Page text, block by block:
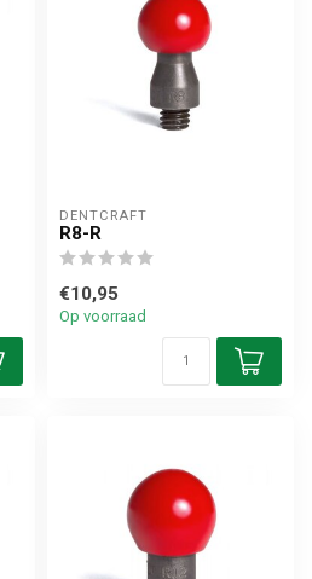
DENTCRAFT
R8-R
€10,95
Op voorraad